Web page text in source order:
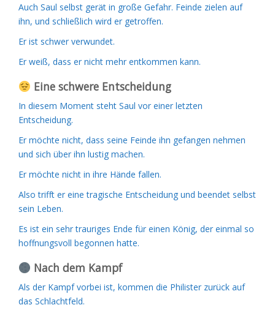
Auch Saul selbst gerät in große Gefahr. Feinde zielen auf
ihn, und schließlich wird er getroffen.
Er ist schwer verwundet.
Er weiß, dass er nicht mehr entkommen kann.
Eine schwere Entscheidung
In diesem Moment steht Saul vor einer letzten
Entscheidung.
Er möchte nicht, dass seine Feinde ihn gefangen nehmen
und sich über ihn lustig machen.
Er möchte nicht in ihre Hände fallen.
Also trifft er eine tragische Entscheidung und beendet selbst
sein Leben.
Es ist ein sehr trauriges Ende für einen König, der einmal so
hoffnungsvoll begonnen hatte.
Nach dem Kampf
Als der Kampf vorbei ist, kommen die Philister zurück auf
das Schlachtfeld.